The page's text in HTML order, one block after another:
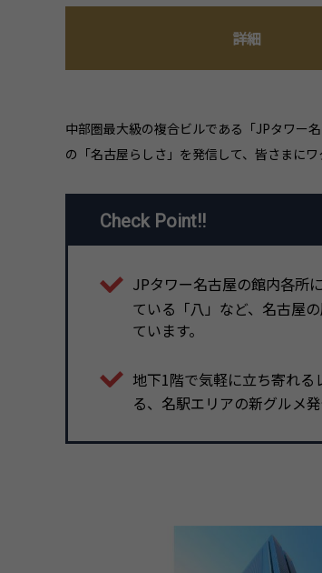
詳細
中部圏最大級の複合ビルである「JPタワー
の「名古屋らしさ」を発信して、皆さまに
Check Point!!
JPタワー名古屋の館内各所
ている「八」など、名古屋
ています。
地下1階で気軽に立ち寄れ
る、名駅エリアの新グルメ発